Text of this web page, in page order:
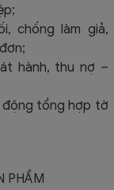
chống làm giả,
hành, thu nợ –
động tổng hợp tờ
PHẨM